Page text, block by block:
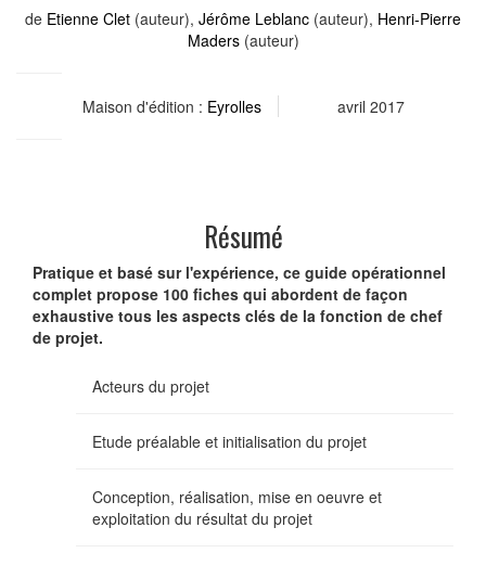
de Etienne Clet (auteur), Jérôme Leblanc (auteur), Henri-Pierre
Maders(auteur)
Maison d'édition : Eyrolles avril 2017
Résumé
Pratique et basé sur l'expérience, ce guide opérationnel
complet propose 100 fiches qui abordent de façon
exhaustive tous les aspects clés de la fonction de chef
de projet.
Acteurs du projet
Etude préalable et initialisation du projet
Conception, réalisation, mise en oeuvre et
exploitation du résultat du projet